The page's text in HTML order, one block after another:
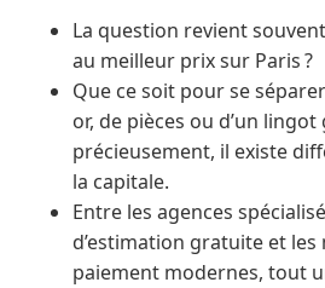
La question revient
au meilleur prix sur Paris ?
Que ce soit pour se
or, de pièces ou d’un lingot
précieusement, il existe
la capitale.
Entre les agences
d’estimation gratuite et
paiement modernes, tout